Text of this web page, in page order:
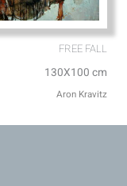
FREE FALL
130X100 cm
Aron Kravitz